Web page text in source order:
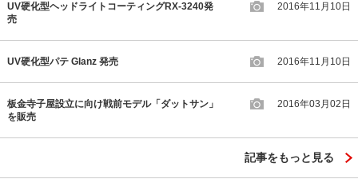
UV硬化型ヘッドライトコーティングRX-3240発
売
2016年11月10日
UV硬化型パテ Glanz 発売 2016年11月10日
板金寺子屋設立に向け戦前モデル「ダットサン」
を販売
2016年03月02日
記事をもっと見る